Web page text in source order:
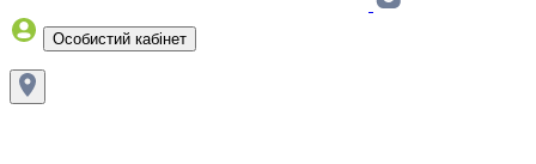
Особистий кабінет